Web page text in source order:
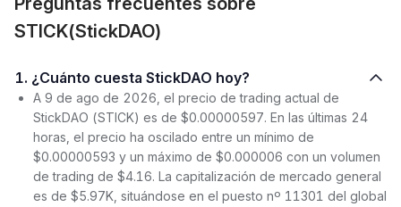
STICK(StickDAO)
1. ¿Cuánto cuesta StickDAO hoy?
A 9 de ago de 2026, el precio de trading actual de
StickDAO (STICK) es de $0.00000597. En las últimas 24
horas, el precio ha oscilado entre un mínimo de
$0.00000593 y un máximo de $0.000006 con un volumen
de trading de $4.16. La capitalización de mercado general
es de $5.97K, situándose en el puesto nº 11301 del global